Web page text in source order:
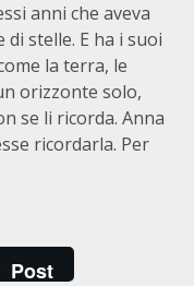
anni che aveva
stelle. E ha i suoi
la terra, le
orizzonte solo,
se li ricorda. Anna
ricordarla. Per
Post